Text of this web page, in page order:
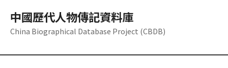
中國歷代人物傳記資料庫
China Biographical Database Project (CBDB)